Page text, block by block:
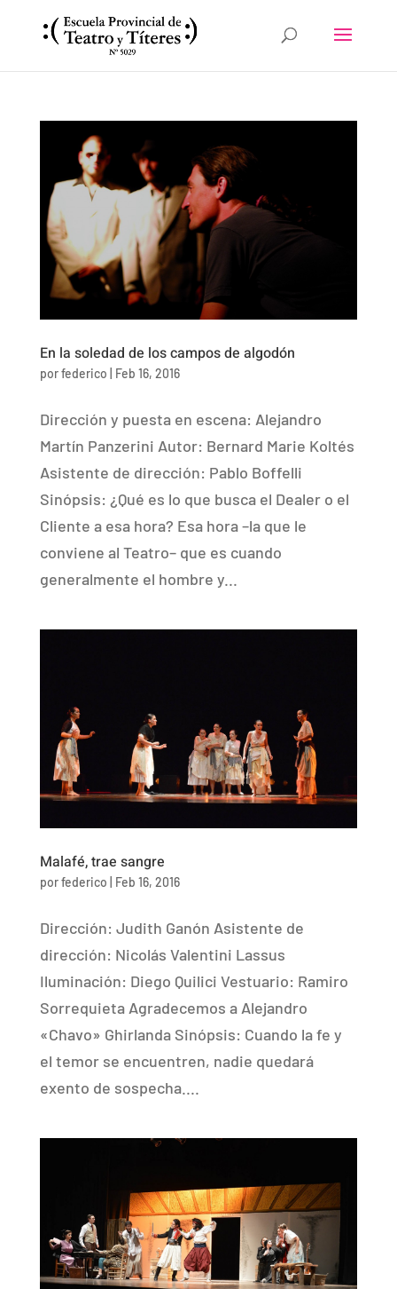
En la soledad de los campos de algodón
porfederico Feb 16, 2016
Dirección y puesta en escena: Alejandro
Martín Panzerini Autor: Bernard Marie Koltés
Asistente de dirección: Pablo Boffelli
Sinópsis: ¿Qué es lo que busca el Dealer o el
Cliente a esa hora? Esa hora –la que le
conviene al Teatro– que es cuando
generalmente el hombre y...
Malafé, trae sangre
porfederico Feb 16, 2016
Dirección: Judith Ganón Asistente de
dirección: Nicolás Valentini Lassus
Iluminación: Diego Quilici Vestuario: Ramiro
Sorrequieta Agradecemos a Alejandro
«Chavo» Ghirlanda Sinópsis: Cuando la fe y
el temor se encuentren, nadie quedará
exento de sospecha....